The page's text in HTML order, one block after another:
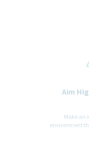
Aim
Make an
environment